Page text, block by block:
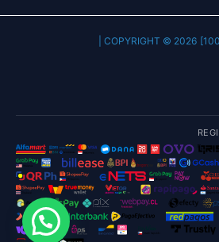
COPYRIGHT © 2026